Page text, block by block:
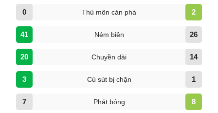
0 Thủ môn cản phá 2
41 Ném biên 26
20 Chuyền dài 14
3 Cú sút bị chặn 1
7 Phát bóng 8